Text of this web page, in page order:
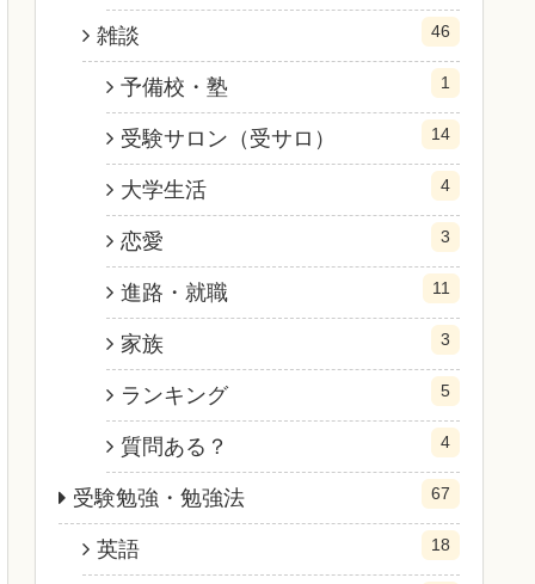
雑談 46
予備校・塾 1
受験サロン（受サロ） 14
大学生活 4
恋愛 3
進路・就職 11
家族 3
ランキング 5
質問ある？ 4
受験勉強・勉強法 67
英語 18